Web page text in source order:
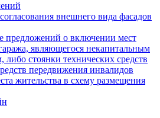
внешнего вида фасадов
предложений о включении мест
являющегося некапитальным
либо стоянки технических средств
передвижения инвалидов
жительства в схему размещения